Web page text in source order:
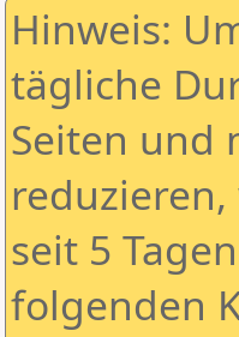
Hinweis:
tägliche
Seiten und
seit 5
folgenden